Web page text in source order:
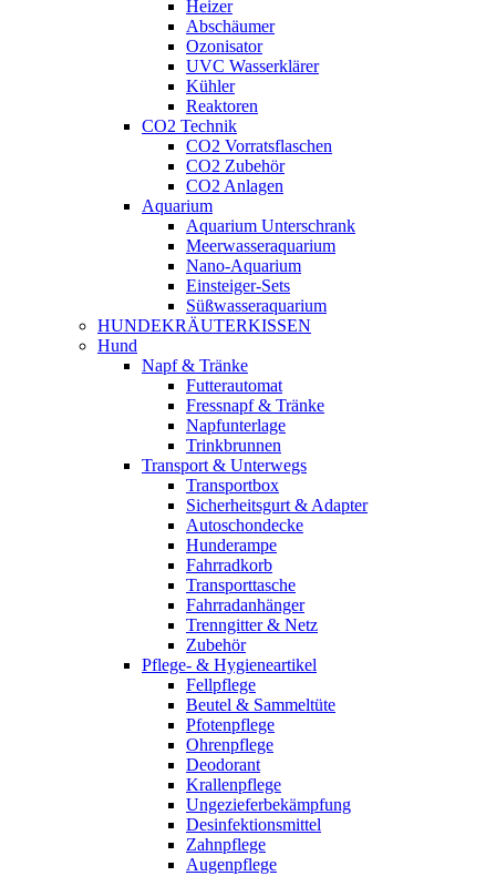
Heizer
Abschäumer
Ozonisator
UVC Wasserklärer
Kühler
Reaktoren
CO2 Technik
CO2 Vorratsflaschen
CO2 Zubehör
CO2 Anlagen
Aquarium
Aquarium Unterschrank
Meerwasseraquarium
Nano-Aquarium
Einsteiger-Sets
Süßwasseraquarium
HUNDEKRÄUTERKISSEN
Hund
Napf & Tränke
Futterautomat
Fressnapf & Tränke
Napfunterlage
Trinkbrunnen
Transport & Unterwegs
Transportbox
Sicherheitsgurt & Adapter
Autoschondecke
Hunderampe
Fahrradkorb
Transporttasche
Fahrradanhänger
Trenngitter & Netz
Zubehör
Pflege- & Hygieneartikel
Fellpflege
Beutel & Sammeltüte
Pfotenpflege
Ohrenpflege
Deodorant
Krallenpflege
Ungezieferbekämpfung
Desinfektionsmittel
Zahnpflege
Augenpflege